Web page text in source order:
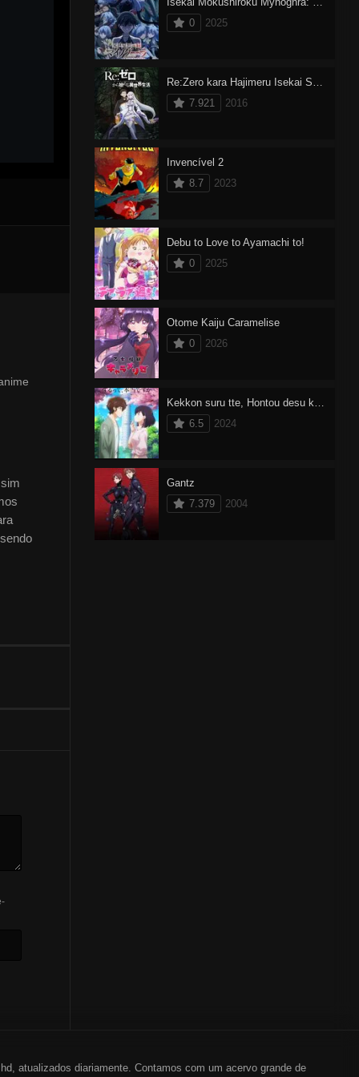
0
2025
Re:Zero kara Hajimeru Isekai Seikatsu Dublado
7.921
2016
Invencível 2
8.7
2023
Debu to Love to Ayamachi to!
0
2025
Otome Kaiju Caramelise
0
2026
Kekkon suru tte, Hontou desu ka Dublado
6.5
2024
Gantz
7.379
2004
atualizados diariamente. Contamos com um acervo grande de